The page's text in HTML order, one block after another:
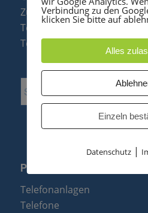
Zubehör & Ersatzteile
Telefonanlagen Optimierung
Telefonanlagen Erweiterung
PRODUKTE
Telefonanlagen
Telefone
Verbindung zu den
klicken Sie bitte auf
Alles
Einzeln
Datenschutz|